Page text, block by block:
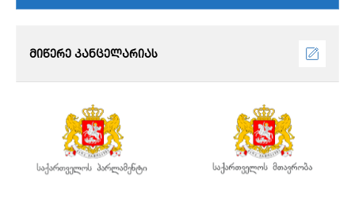
მიწერე კანცელარიას